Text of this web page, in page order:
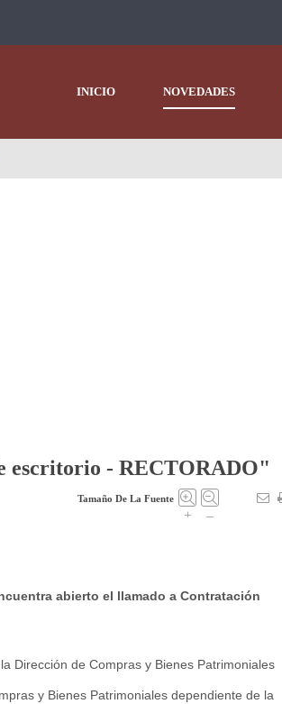
INICIO NOVEDADES
escritorio - RECTORADO"
Tamaño De La Fuente
+ –
abierto el llamado a Contratación
Dirección de Compras y Bienes Patrimoniales
y Bienes Patrimoniales dependiente de la